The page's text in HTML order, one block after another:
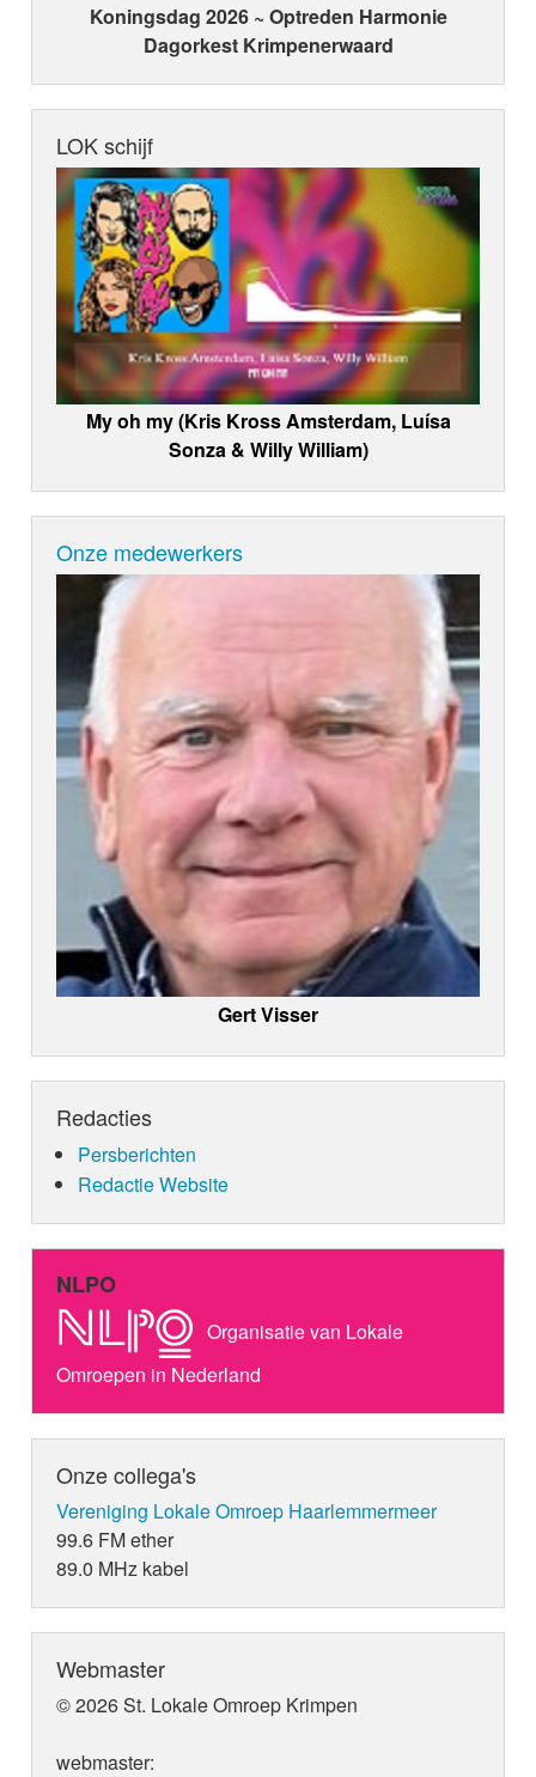
Koningsdag 2026 ~ Optreden Harmonie
Dagorkest Krimpenerwaard
LOK schijf
My oh my (Kris Kross Amsterdam, Luísa
Sonza & Willy William)
Onze medewerkers
Gert Visser
Redacties
Persberichten
Redactie Website
NLPO
Organisatie van Lokale
Omroepen in Nederland
Onze collega's
Vereniging Lokale Omroep Haarlemmermeer
99.6 FM ether
89.0 MHz kabel
Webmaster
© 2026 St. Lokale Omroep Krimpen
webmaster: